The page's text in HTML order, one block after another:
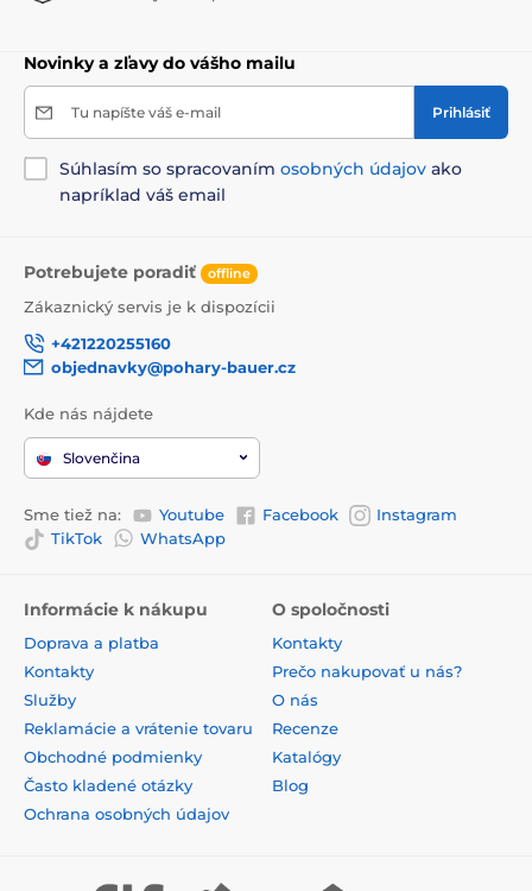
Novinky a zľavy do vášho mailu
Tu napíšte váš e-mail Prihlásiť
Súhlasím so spracovaním osobných údajov ako
napríklad váš email
Potrebujete poradiť offline
Zákaznický servis je k dispozícii
+421220255160
objednavky@pohary-bauer.cz
Kde nás nájdete
Slovenčina
Sme tiež na: Youtube Facebook
Instagram
TikTok
WhatsApp
Informácie k nákupu
Doprava a platba
Kontakty
Služby
Reklamácie a vrátenie tovaru
Obchodné podmienky
Často kladené otázky
Ochrana osobných údajov
O spoločnosti
Kontakty
Prečo nakupovať u nás?
O nás
Recenze
Katalógy
Blog